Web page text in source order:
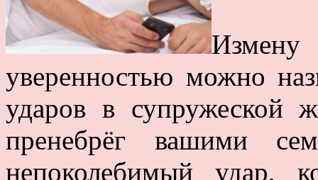
уверенностью можно
ударов в супружеской
пренебрёг вашими
непоколебимый удар,